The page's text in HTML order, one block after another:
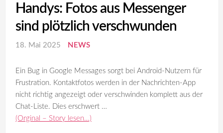
Handys: Fotos aus Messenger
sind plötzlich verschwunden
18. Mai 2025 NEWS
Ein Bug in Google Messages sorgt bei Android-Nutzern für
Frustration. Kontaktfotos werden in der Nachrichten-App
nicht richtig angezeigt oder verschwinden komplett aus der
Chat-Liste. Dies erschwert …
(Orginal – Story lesen…)